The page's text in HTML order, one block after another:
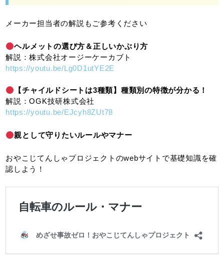
メーカー担当者の解説もご参考ください
ヘルメットの選び方＆正しいかぶり方
解説：株式会社オージーケーカブト
https://youtu.be/Lg0D1utYE2E
【チャイルドシートは3種類】種類別の特徴が分かる！
解説：OGK技研株式会社
https://youtu.be/EJcyh8ZUt78
親として守りたいルールやマナー
おやこじてんしゃプロジェクトのwebサイトで基礎知識を確
認しよう！